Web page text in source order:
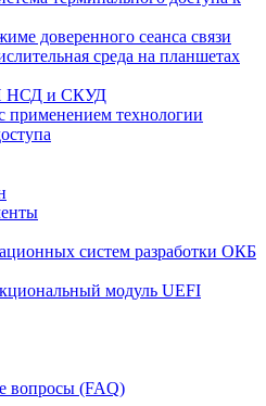
доверенного сеанса связи
среда на планшетах
НСД и СКУД
технологии
систем разработки ОКБ
модуль UEFI
вопросы (FAQ)